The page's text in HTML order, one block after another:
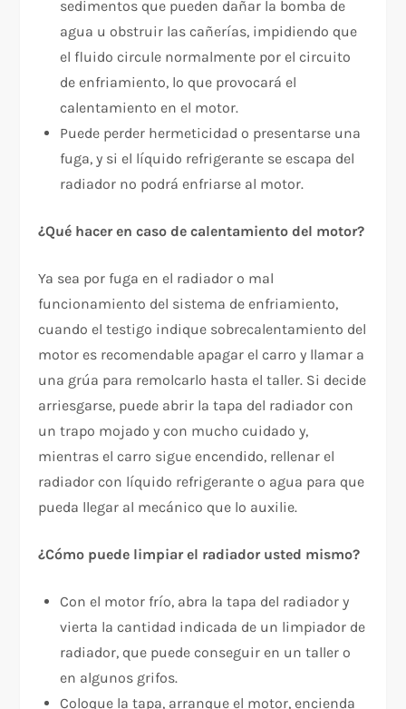
sedimentos que pueden dañar la bomba de
agua u obstruir las cañerías, impidiendo que
el fluido circule normalmente por el circuito
de enfriamiento, lo que provocará el
calentamiento en el motor.
Puede perder hermeticidad o presentarse una
fuga, y si el líquido refrigerante se escapa del
radiador no podrá enfriarse al motor.
¿Qué hacer en caso de calentamiento del motor?
Ya sea por fuga en el radiador o mal
funcionamiento del sistema de enfriamiento,
cuando el testigo indique sobrecalentamiento del
motor es recomendable apagar el carro y llamar a
una grúa para remolcarlo hasta el taller. Si decide
arriesgarse, puede abrir la tapa del radiador con
un trapo mojado y con mucho cuidado y,
mientras el carro sigue encendido, rellenar el
radiador con líquido refrigerante o agua para que
pueda llegar al mecánico que lo auxilie.
¿Cómo puede limpiar el radiador usted mismo?
Con el motor frío, abra la tapa del radiador y
vierta la cantidad indicada de un limpiador de
radiador, que puede conseguir en un taller o
en algunos grifos.
Coloque la tapa, arranque el motor, encienda